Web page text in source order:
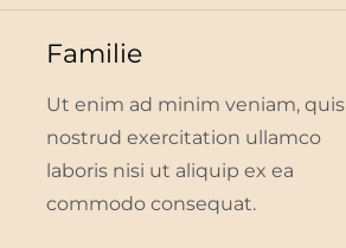
Familie
Ut enim ad minim veniam, quis
nostrud exercitation ullamco
laboris nisi ut aliquip ex ea
commodo consequat.